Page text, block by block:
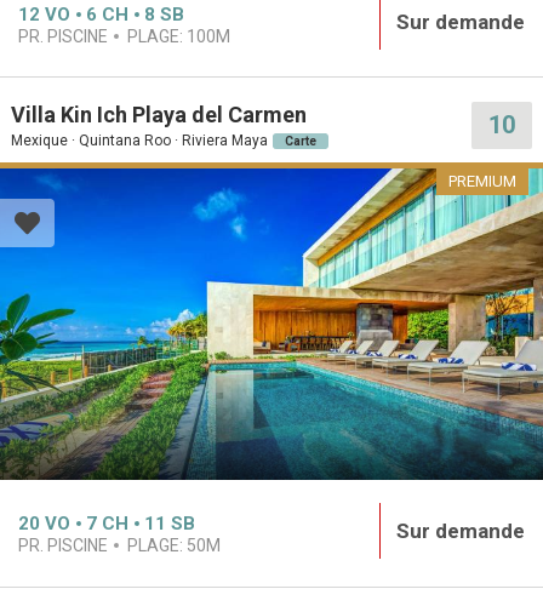
12 VO 6 CH 8 SB
PR. PISCINE PLAGE: 100M
Sur demande
Villa Kin Ich Playa del Carmen
Mexique · Quintana Roo · Riviera Maya Carte
10
PREMIUM
20 VO 7 CH 11 SB
PR. PISCINE PLAGE: 50M
Sur demande